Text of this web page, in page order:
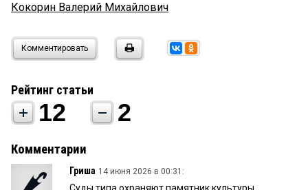
Кокорин Валерий Михайлович
Комментировать
Рейтинг статьи
12 2
Комментарии
Гриша 14 июня 2026 в 00:31: